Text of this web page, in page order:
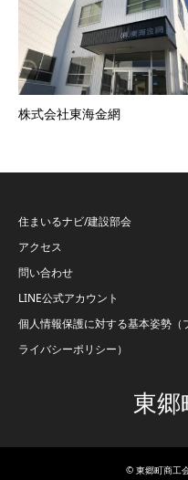
株式会社東海金網
住まいるナビ/建設部会
アクセス
問い合わせ
LINE公式アカウント
個人情報保護に対する基本姿勢（
ライバシーポリシー）
東郷
© 東郷町商工